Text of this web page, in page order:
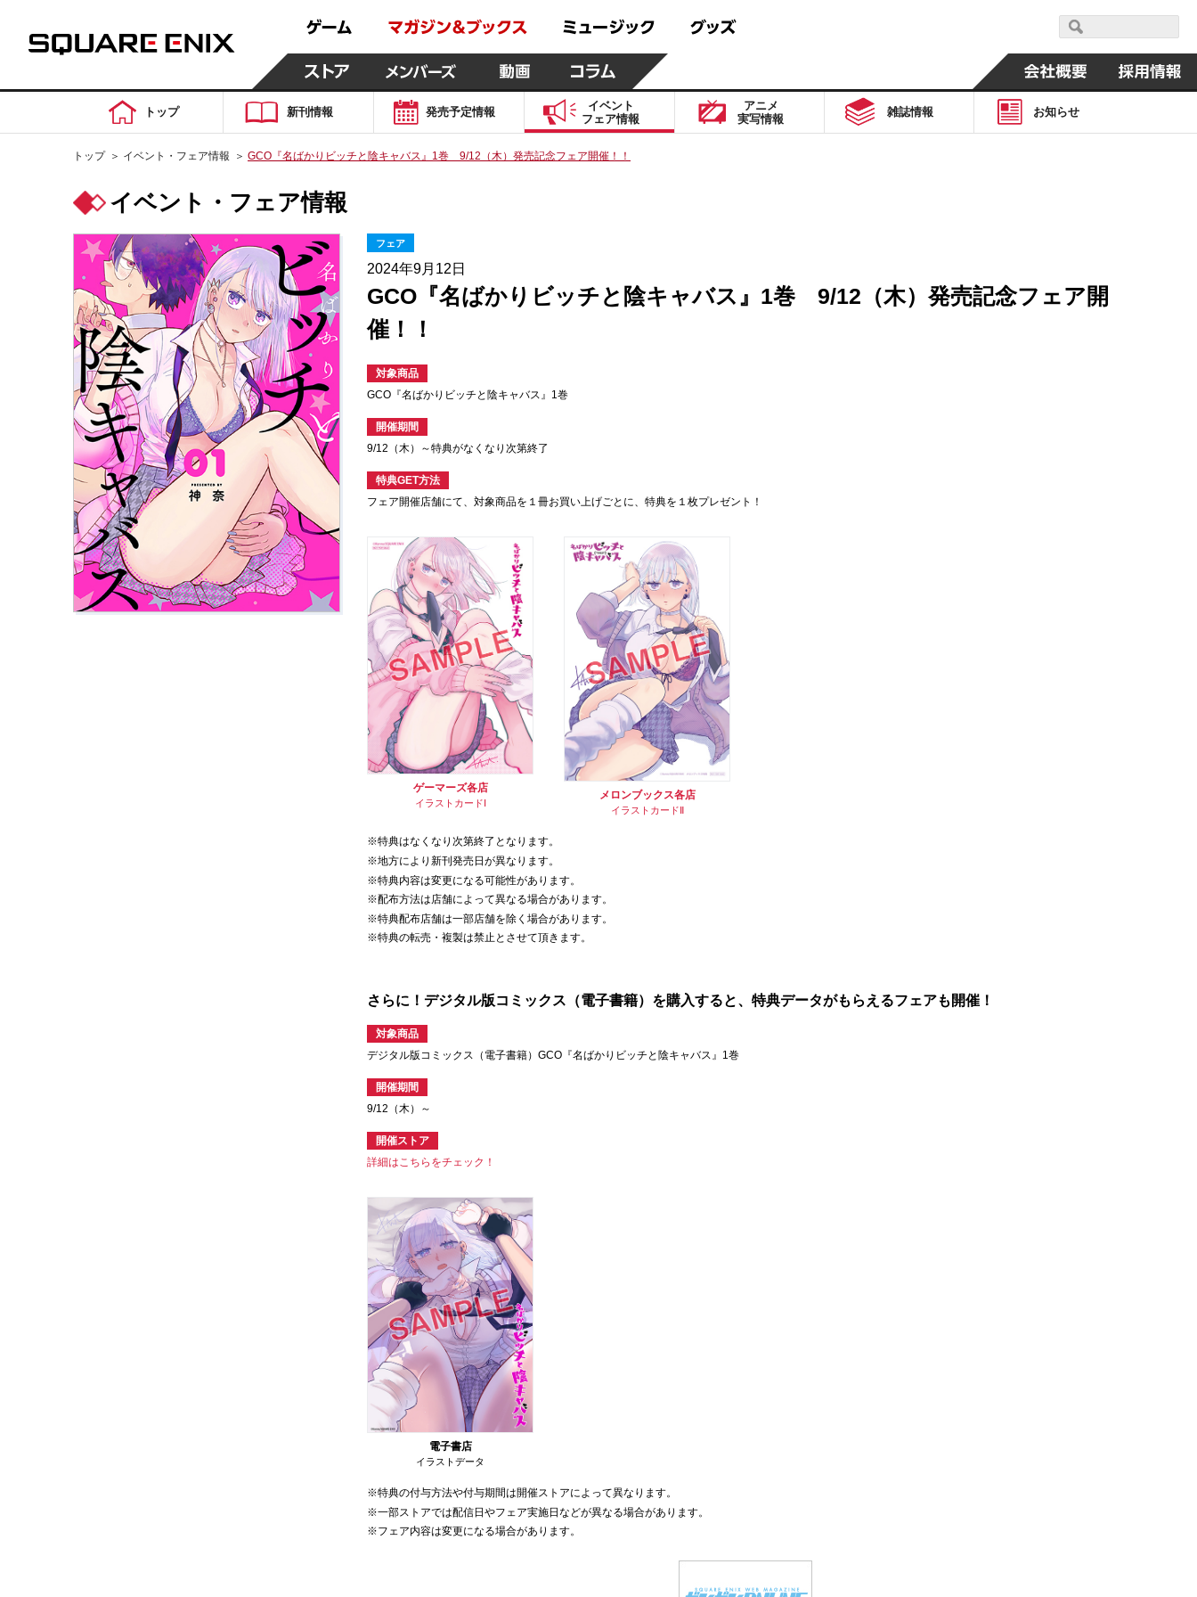
トップ 新刊情報 発売予定情報
イベント
フェア情報
アニメ
実写情報
雑誌情報 お知らせ
トップ ＞ イベント・フェア情報 ＞ GCO『名ばかりビッチと陰キャバス』1巻 9/12（木）発売記念フェア開催！！
イベント・フェア情報
フェア
2024年9月12日
GCO『名ばかりビッチと陰キャバス』1巻 9/12（木）発売記念フェア開
催！！
対象商品
GCO『名ばかりビッチと陰キャバス』1巻
開催期間
9/12（木）～特典がなくなり次第終了
特典GET方法
フェア開催店舗にて、対象商品を１冊お買い上げごとに、特典を１枚プレゼント！
ゲーマーズ各店
イラストカードⅠ
メロンブックス各店
イラストカードⅡ
※特典はなくなり次第終了となります。
※地方により新刊発売日が異なります。
※特典内容は変更になる可能性があります。
※配布方法は店舗によって異なる場合があります。
※特典配布店舗は一部店舗を除く場合があります。
※特典の転売・複製は禁止とさせて頂きます。
さらに！デジタル版コミックス（電子書籍）を購入すると、特典データがもらえるフェアも開催！
対象商品
デジタル版コミックス（電子書籍）GCO『名ばかりビッチと陰キャバス』1巻
開催期間
9/12（木）～
開催ストア
詳細はこちらをチェック！
電子書店
イラストデータ
※特典の付与方法や付与期間は開催ストアによって異なります。
※一部ストアでは配信日やフェア実施日などが異なる場合があります。
※フェア内容は変更になる場合があります。